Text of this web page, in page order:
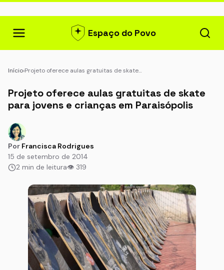
Espaço do Povo
Início›Projeto oferece aulas gratuitas de skate…
Projeto oferece aulas gratuitas de skate
para jovens e crianças em Paraisópolis
Por Francisca Rodrigues
15 de setembro de 2014
2 min de leitura👁 319